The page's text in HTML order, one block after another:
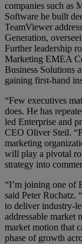
companies such as
Software he built
TeamViewer
Generation,
Further leadership
Marketing EMEA
Business Solutions
gaining first-hand
“Few executives
does. He has
led Enterprise and
CEO Oliver Steil.
marketing
will play a pivotal
strategy into
“I’m joining one of
said Peter Ruchatz.
to deliver industry-
addressable
market motion that
phase of growth